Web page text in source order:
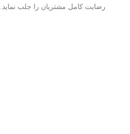
رضایت کامل مشتریان را جلب نماید.